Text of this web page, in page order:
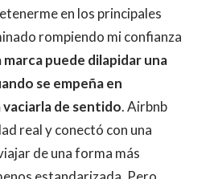
en los principales
rompiendo mi confianza
marca puede dilapidar una
se empeña en
de sentido. Airbnb
real y conectó con una
de una forma más